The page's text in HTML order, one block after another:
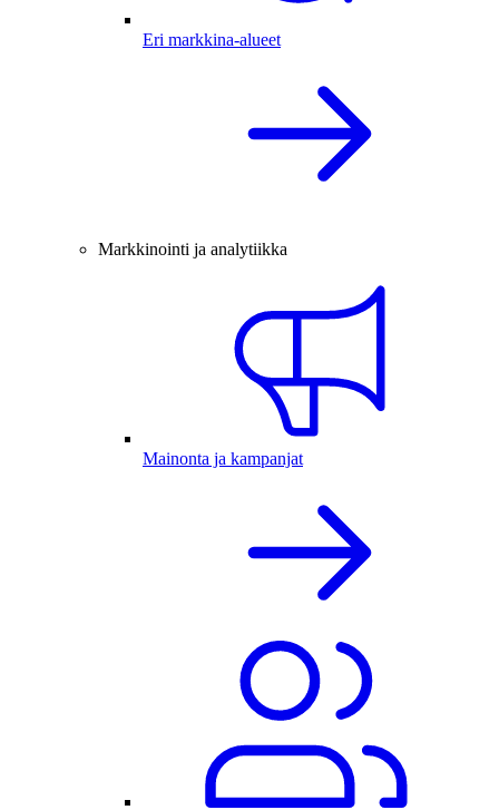
Eri markkina-alueet
Markkinointi ja analytiikka
Mainonta ja kampanjat